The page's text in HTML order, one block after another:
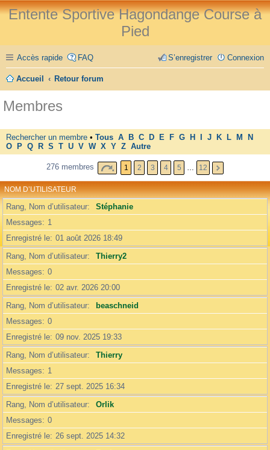
Entente Sportive Hagondange Course à
Pied
Accès rapide FAQ Connexion
S’enregistrer
Accueil Retour forum
Membres
Rechercher un membre • Tous A B C D E F G H J K L M
N
O
P Q R S T U V W X Y Z Autre
276 membres 1 2 3 4 5 … 12
NOM D’UTILISATEUR
Rang, Nom d’utilisateur
Stéphanie
Messages
1
Enregistré le 01 août 2026 18:49
Rang, Nom d’utilisateur
Thierry2
Messages
0
Enregistré le 02 avr. 2026 20:00
Rang, Nom d’utilisateur
beaschneid
Messages
0
Enregistré le 09 nov. 2025 19:33
Rang, Nom d’utilisateur
Thierry
Messages
1
Enregistré le 27 sept. 2025 16:34
Rang, Nom d’utilisateur
Orlik
Messages
0
Enregistré le 26 sept. 2025 14:32